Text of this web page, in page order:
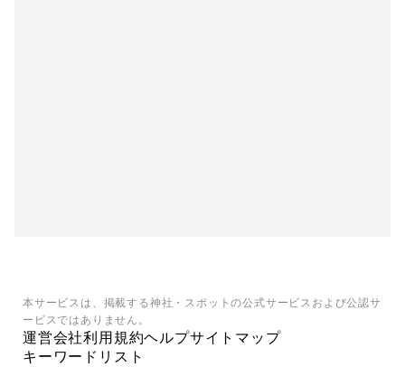
本サービスは、掲載する神社・スポットの公式サービスおよび公認サ
ービスではありません。
運営会社利用規約ヘルプサイトマップ
キーワードリスト